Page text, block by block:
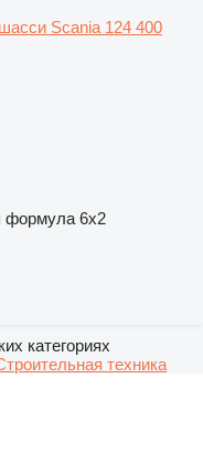
Scania 124 400
формула 6x2
категориях
техника